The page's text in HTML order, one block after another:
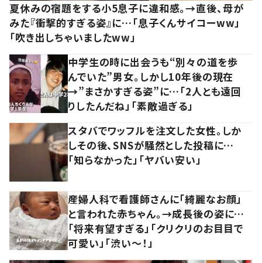
夏休みの宿題をする小5息子に違和感。→直後、母が
みた『衝撃的すぎる姿』に…「息子くんサイコーww」
「吹き出しちゃいましたww」
中学生の時に出会うも“別々の道を歩
んでいた”男女。しかし10年後の現在
→”まさかすぎる姿”に…「2人とも遠回
りしたんだね」「素敵過ぎる」
スタバでワッフルを注文した女性。しか
しその後、SNSが騒然とした投稿に…
「知らなかった」「ヤバい安い」
産婦人科で看護師さんに「綺麗なお顔」
と言われた赤ちゃん。→成長後の姿に…
「将来有望すぎる」「クリクリのお目目で
可愛い」「渋い～！」